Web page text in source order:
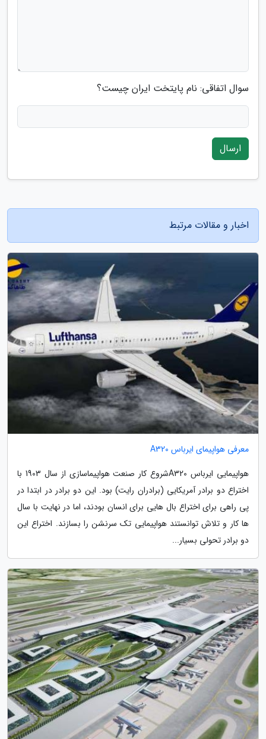
سوال اتفاقی: نام پایتخت ایران چیست؟
ارسال
اخبار و مقالات مرتبط
معرفی هواپیمای ایرباس A320
هواپیمایی ایرباس A320شروع کار صنعت هواپیماسازی از سال 1903 با
اختراع دو برادر آمریکایی (برادران رایت) بود. این دو برادر در ابتدا در
پی راهی برای اختراع بال هایی برای انسان بودند، اما در نهایت با سال
ها کار و تلاش توانستند هواپیمایی تک سرنشن را بسازند. اختراع این
دو برادر تحولی بسیار...